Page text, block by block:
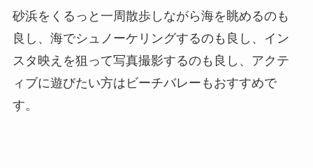
砂浜をくるっと一周散歩しながら海を眺めるのも
良し、海でシュノーケリングするのも良し、イン
スタ映えを狙って写真撮影するのも良し、アクテ
ィブに遊びたい方はビーチバレーもおすすめで
す。